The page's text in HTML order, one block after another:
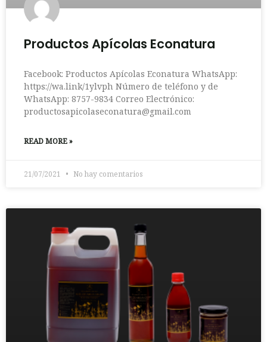
Productos Apícolas Econatura
Facebook: Productos Apícolas Econatura WhatsApp:
https://wa.link/1ylvph Número de teléfono y de
WhatsApp: 8757-9834 Correo Electrónico:
productosapicolaseconatura@gmail.com
READ MORE »
21/07/2021 No hay comentarios